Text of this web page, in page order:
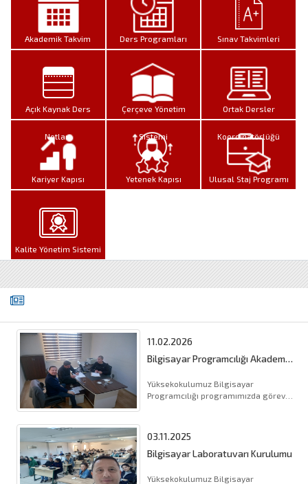
Akademik Takvim Ders Programları Sınav Takvimleri
Açık Kaynak Ders
Notları
Çerçeve Yönetim
Sistemi
Ortak Dersler
Koordinatörlüğü
Kariyer Kapısı Yetenek Kapısı Ulusal Staj Programı
Kalite Yönetim Sistemi
11.02.2026
Bilgisayar Programcılığı Akademik
Yüksekokulumuz Bilgisayar
Programcılığı programımızda görevli
03.11.2025
Bilgisayar Laboratuvarı Kurulumu
Yüksekokulumuz Bilgisayar